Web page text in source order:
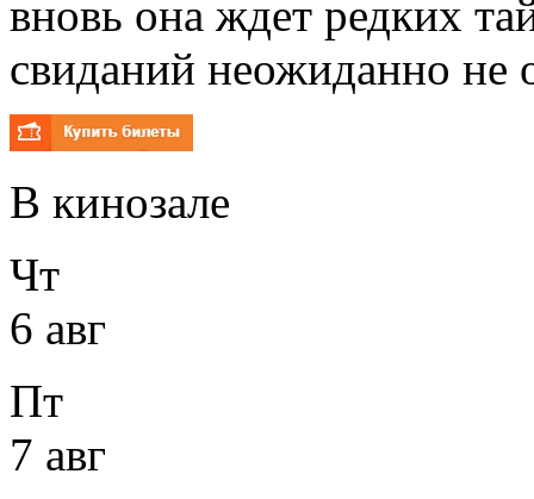
вновь она ждет редких
свиданий неожиданно не
В кинозале
Чт
6 авг
Пт
7 авг